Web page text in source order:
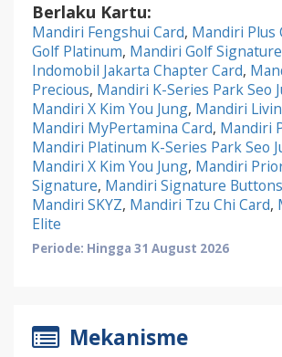
Berlaku Kartu:
Mandiri Fengshui Card, Mandiri Plus
Golf Platinum, Mandiri Golf Signature
Indomobil Jakarta Chapter Card,
Precious, Mandiri K-Series Park Seo
Mandiri X Kim You Jung, Mandiri
Mandiri MyPertamina Card, Mandiri
Mandiri Platinum K-Series Park Seo
Mandiri X Kim You Jung, Mandiri
Signature, Mandiri Signature
Mandiri SKYZ, Mandiri Tzu Chi Card,
Elite
Periode: Hingga 31 August 2026
Mekanisme